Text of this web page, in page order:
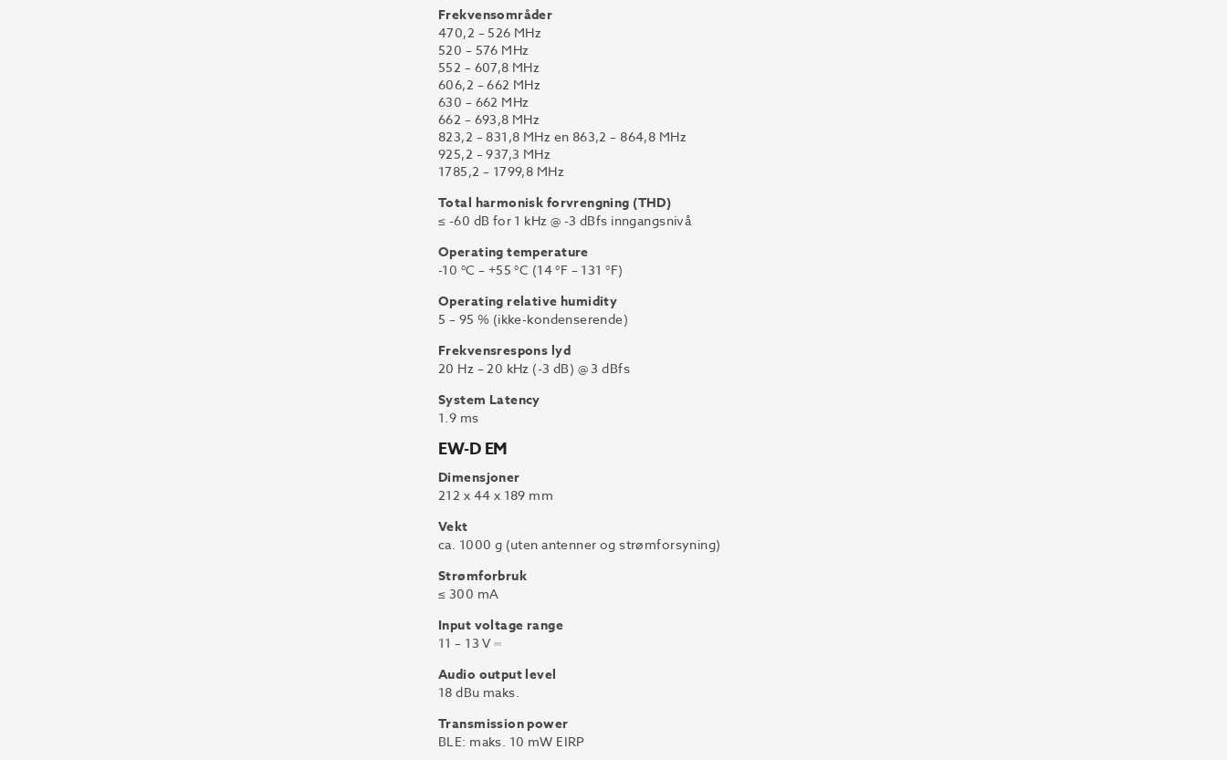
Frekvensområder
470,2 – 526 MHz
520 – 576 MHz
552 – 607,8 MHz
606,2 – 662 MHz
630 – 662 MHz
662 – 693,8 MHz
823,2 – 831,8 MHz en 863,2 – 864,8 MHz
925,2 – 937,3 MHz
1785,2 – 1799,8 MHz
Total harmonisk forvrengning (THD)
≤ -60 dB for 1 kHz @ -3 dBfs inngangsnivå
Operating temperature
-10 °C – +55 °C (14 °F – 131 °F)
Operating relative humidity
5 – 95 % (ikke-kondenserende)
Frekvensrespons lyd
20 Hz – 20 kHz (-3 dB) @ 3 dBfs
System Latency
1.9 ms
EW-D EM
Dimensjoner
212 x 44 x 189 mm
Vekt
ca. 1000 g (uten antenner og strømforsyning)
Strømforbruk
≤ 300 mA
Input voltage range
11 – 13 V ⎓
Audio output level
18 dBu maks.
Transmission power
BLE: maks. 10 mW EIRP